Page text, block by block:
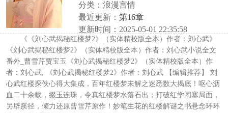
分类：浪漫言情
最近更新： 第16章
更新时间：2025-05-01 22:35:58
《《刘心武揭秘红楼梦2》（实体精校版全本）作者：刘心武》
《刘心武揭秘红楼梦2》（实体精校版全本）作者：刘心武小说全文
番外_曹雪芹贾宝玉《刘心武揭秘红楼梦2》（实体精校版全本）作
者：刘心武, 《刘心武揭秘红楼梦2》作者：刘心武 【编辑推荐】 刘
心武红楼探佚心得大集成，百年红楼梦未解之迷悉数大揭底！呕心沥
血二十余载，缀玉连珠，令真红楼梦水落石出；打破红学闭塞局面，
另辟蹊径，倾力还原曹雪芹原作！妙笔生花的红楼解谜之书悬念环环